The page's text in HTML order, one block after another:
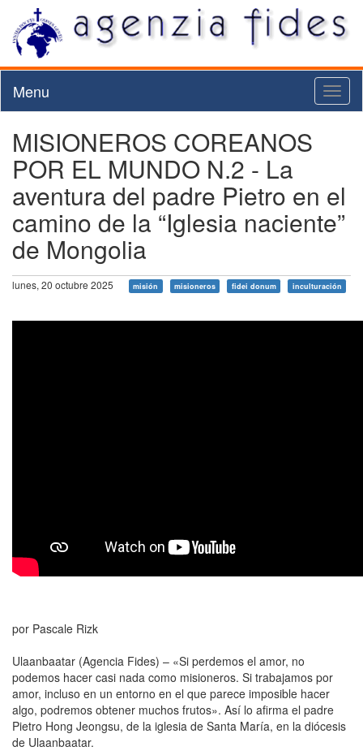
Menu
MISIONEROS COREANOS
POR EL MUNDO N.2 - La
aventura del padre Pietro en el
camino de la “Iglesia naciente”
de Mongolia
lunes, 20 octubre 2025 misión misioneros fidei donum inculturación
por Pascale Rizk
Ulaanbaatar (Agencia Fides) – «Si perdemos el amor, no
podemos hacer casi nada como misioneros. Si trabajamos por
amor, incluso en un entorno en el que parece imposible hacer
algo, podremos obtener muchos frutos». Así lo afirma el padre
Pietro Hong Jeongsu, de la iglesia de Santa María, en la diócesis
de Ulaanbaatar.